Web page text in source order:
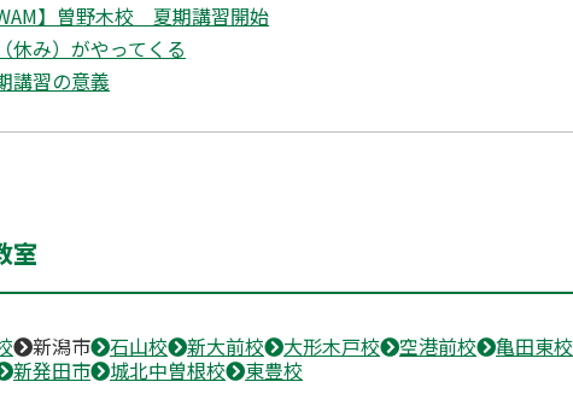
WAM】曽野木校 夏期講習開始
休み）がやってくる
講習の意義
室
新潟市 石山校 新大前校 大形木戸校 空港前校 亀田東校
新発田市 城北中曽根校 東豊校